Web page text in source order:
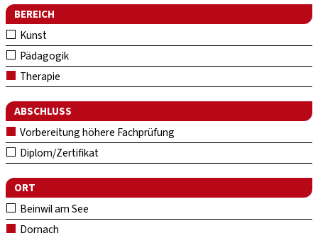
BEREICH
Kunst
Pädagogik
Therapie
ABSCHLUSS
Vorbereitung höhere Fachprüfung
Diplom/Zertifikat
ORT
Beinwil am See
Dornach